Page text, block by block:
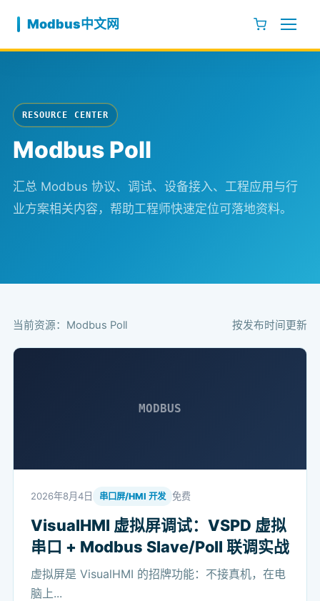
Modbus中文网
RESOURCE CENTER
Modbus Poll
汇总 Modbus 协议、调试、设备接入、工程应用与行
业方案相关内容，帮助工程师快速定位可落地资料。
当前资源：Modbus Poll 按发布时间更新
MODBUS
2026年8月4日 串口屏/HMI 开发 免费
VisualHMI 虚拟屏调试：VSPD 虚拟
串口 + Modbus Slave/Poll 联调实战
虚拟屏是 VisualHMI 的招牌功能：不接真机，在电
脑上...